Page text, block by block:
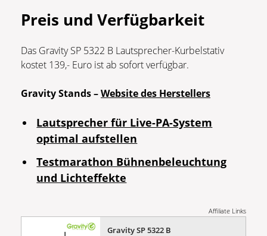
Preis und Verfügbarkeit
Das Gravity SP 5322 B Lautsprecher-Kurbelstativ
kostet 139,- Euro ist ab sofort verfügbar.
Gravity Stands –Website des Herstellers
Lautsprecher für Live-PA-System
optimal aufstellen
Testmarathon Bühnenbeleuchtung
und Lichteffekte
Affiliate Links
Gravity SP 5322 B